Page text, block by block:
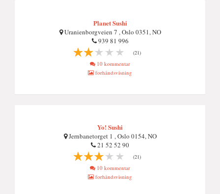
Planet Sushi
Uranienborgveien 7 , Oslo 0351, NO
939 81 996
(21)
10 kommentar
forhåndsvisning
Yo! Sushi
Jernbanetorget 1 , Oslo 0154, NO
21 52 52 90
(21)
10 kommentar
forhåndsvisning